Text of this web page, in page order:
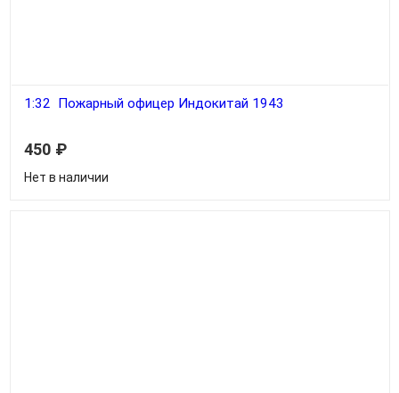
1:32 Пожарный офицер Индокитай 1943
450 ₽
Нет в наличии